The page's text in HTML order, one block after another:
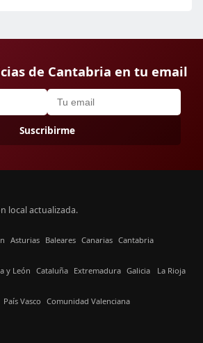
de Cantabria en tu email
Suscribirme
local actualizada.
Asturias Baleares Canarias Cantabria
y León Cataluña Extremadura Galicia La Rioja
País Vasco Comunidad Valenciana